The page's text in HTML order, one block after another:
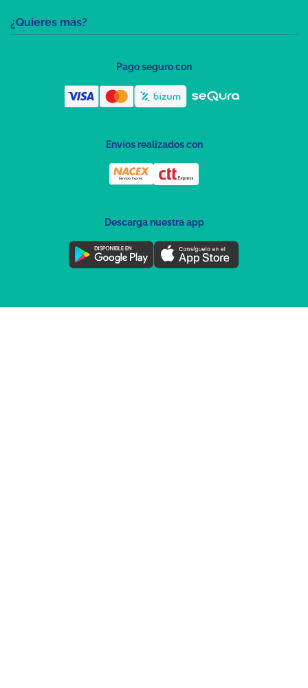
¿Quieres más?
Pago seguro con
Envíos realizados con
Descarga nuestra app